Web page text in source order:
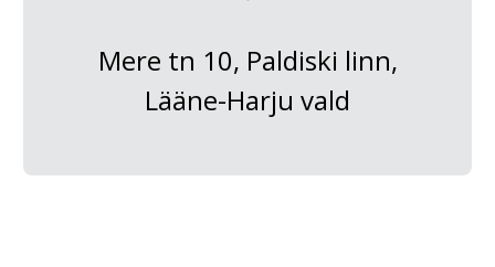
Mere tn 10, Paldiski linn,
Lääne-Harju vald